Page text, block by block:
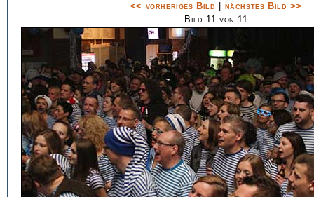
<< vorheriges Bild
nächstes Bild >>
Bild 11 von 11